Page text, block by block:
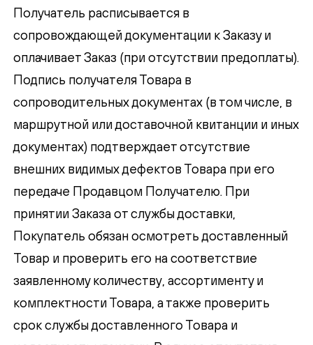
Получатель расписывается в
сопровождающей документации к Заказу и
оплачивает Заказ (при отсутствии предоплаты).
Подпись получателя Товара в
сопроводительных документах (в том числе, в
маршрутной или доставочной квитанции и иных
документах) подтверждает отсутствие
внешних видимых дефектов Товара при его
передаче Продавцом Получателю. При
принятии Заказа от службы доставки,
Покупатель обязан осмотреть доставленный
Товар и проверить его на соответствие
заявленному количеству, ассортименту и
комплектности Товара, а также проверить
срок службы доставленного Товара и